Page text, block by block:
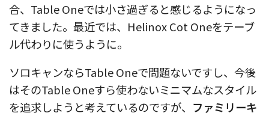
合、Table Oneでは小さ過ぎると感じるようになっ
てきました。最近では、Helinox Cot Oneをテーブ
ル代わりに使うように。
ソロキャンならTable Oneで問題ないですし、今後
はそのTable Oneすら使わないミニマムなスタイル
を追求しようと考えているのですが、 ファミリーキ